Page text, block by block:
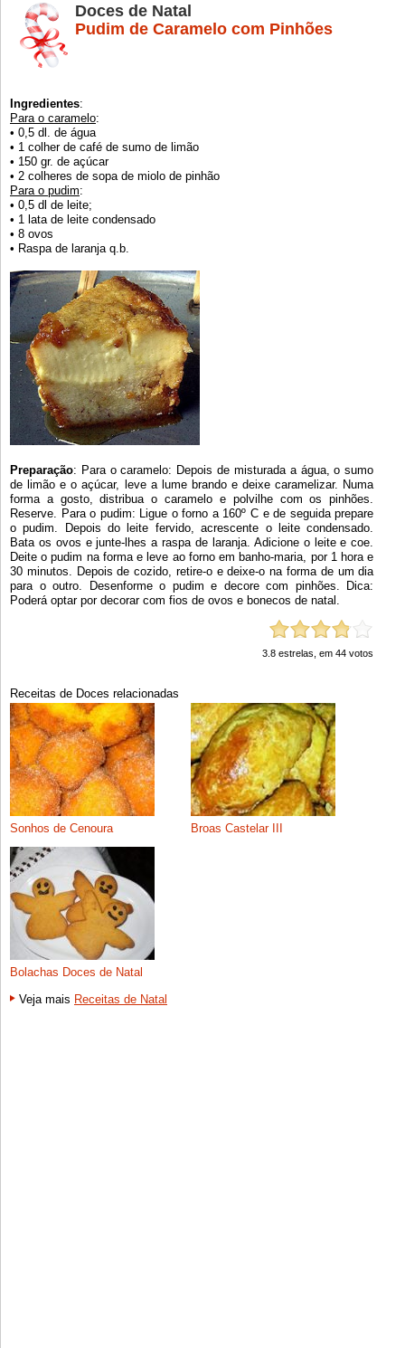
Doces de Natal
Pudim de Caramelo com Pinhões
Ingredientes:
Para o caramelo:
• 0,5 dl. de água
• 1 colher de café de sumo de limão
• 150 gr. de açúcar
• 2 colheres de sopa de miolo de pinhão
Para o pudim:
• 0,5 dl de leite;
• 1 lata de leite condensado
• 8 ovos
• Raspa de laranja q.b.
Preparação: Para o caramelo: Depois de misturada a água, o sumo
de limão e o açúcar, leve a lume brando e deixe caramelizar. Numa
forma a gosto, distribua o caramelo e polvilhe com os pinhões.
Reserve. Para o pudim: Ligue o forno a 160º C e de seguida prepare
o pudim. Depois do leite fervido, acrescente o leite condensado.
Bata os ovos e junte-lhes a raspa de laranja. Adicione o leite e coe.
Deite o pudim na forma e leve ao forno em banho-maria, por 1 hora e
30 minutos. Depois de cozido, retire-o e deixe-o na forma de um dia
para o outro. Desenforme o pudim e decore com pinhões. Dica:
Poderá optar por decorar com fios de ovos e bonecos de natal.
3.8 estrelas, em44 votos
Receitas de Doces relacionadas
Sonhos de Cenoura Broas Castelar III
Bolachas Doces de Natal
Veja mais Receitas de Natal